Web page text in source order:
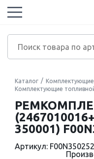
Каталог
Комплектующие
Комплектующие
350001)
Артикул: F00N350252